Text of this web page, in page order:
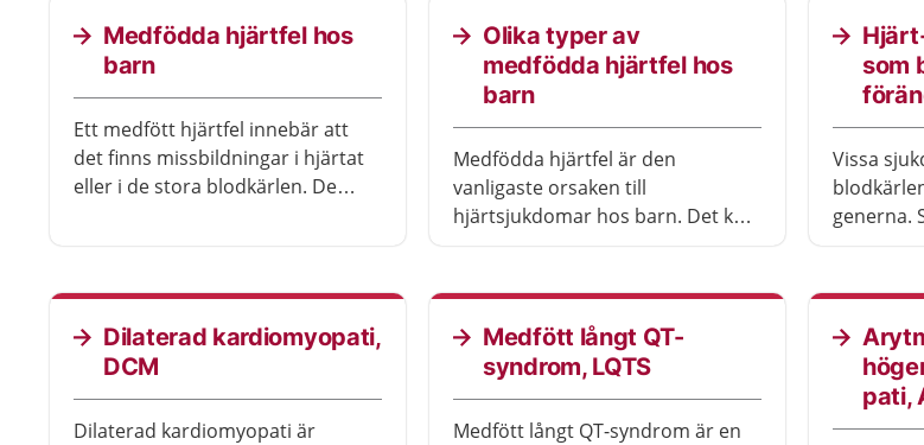
Medfödda hjärtfel hos
barn
Ett medfött hjärtfel innebär att
det finns missbildningar i hjärtat
eller i de stora blodkärlen. De
barnet ofta symtom under sina
första veckor i livet och kan
behöva opereras.
Olika typer av
medfödda hjärtfel hos
barn
Medfödda hjärtfel är den
vanligaste orsaken till
hjärtsjukdomar hos barn. Det kan
av hjärtklaffarna eller de stora
kärlen. De flesta barn mår bättre
efter behandling, men behöver
ofta fortsätta att komma på
som
Vissa
generna.
Dilaterad kardiomyopati,
DCM
Dilaterad kardiomyopati är
Medfött långt QT-
syndrom, LQTS
Medfött långt QT-syndrom är en
pati,